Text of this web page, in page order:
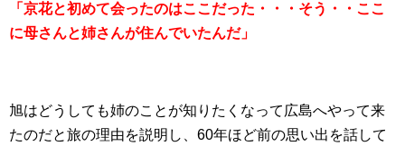
「京花と初めて会ったのはここだった・・・そう・・ここ
に母さんと姉さんが住んでいたんだ」
旭はどうしても姉のことが知りたくなって広島へやって来
たのだと旅の理由を説明し、60年ほど前の思い出を話して